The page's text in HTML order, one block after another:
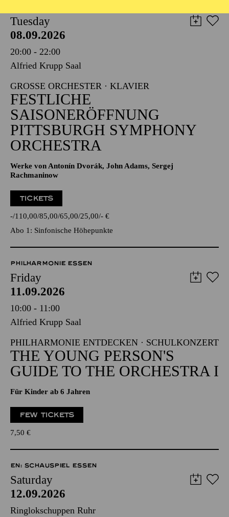
Tuesday
08.09.2026
20:00 - 22:00
Alfried Krupp Saal
GROSSE ORCHESTER · KLAVIER
FESTLICHE
SAISONERÖFFNUNG
PITTSBURGH SYMPHONY
ORCHESTRA
Werke von Antonín Dvorák, John Adams, Sergej
Rachmaninow
TICKETS
- 110,00 85,00 65,00 25,00 - €
Abo 1: Sinfonische Höhepunkte
PHILHARMONIE ESSEN
Friday
11.09.2026
10:00 - 11:00
Alfried Krupp Saal
PHILHARMONIE ENTDECKEN · SCHULKONZERT
THE YOUNG PERSON'S
GUIDE TO THE ORCHESTRA I
Für Kinder ab 6 Jahren
FEW TICKETS
7,50 €
EN: SCHAUSPIEL ESSEN
Saturday
12.09.2026
Ringlokschuppen Ruhr